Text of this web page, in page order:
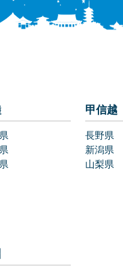
甲信越
長野県
新潟県
山梨県